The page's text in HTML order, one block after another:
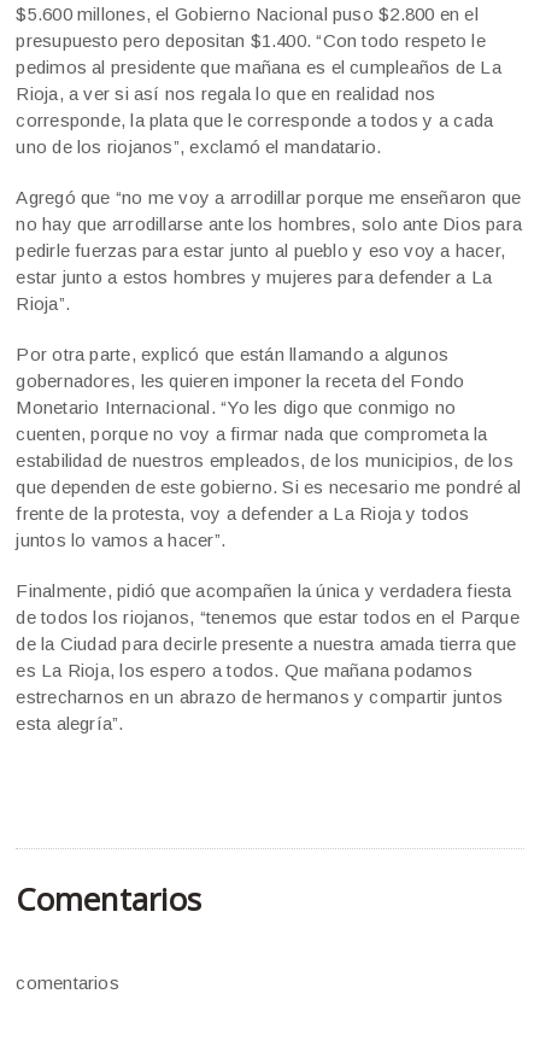
$5.600 millones, el Gobierno Nacional puso $2.800 en el
presupuesto pero depositan $1.400. “Con todo respeto le
pedimos al presidente que mañana es el cumpleaños de La
Rioja, a ver si así nos regala lo que en realidad nos
corresponde, la plata que le corresponde a todos y a cada
uno de los riojanos”, exclamó el mandatario.
Agregó que “no me voy a arrodillar porque me enseñaron que
no hay que arrodillarse ante los hombres, solo ante Dios para
pedirle fuerzas para estar junto al pueblo y eso voy a hacer,
estar junto a estos hombres y mujeres para defender a La
Rioja”.
Por otra parte, explicó que están llamando a algunos
gobernadores, les quieren imponer la receta del Fondo
Monetario Internacional. “Yo les digo que conmigo no
cuenten, porque no voy a firmar nada que comprometa la
estabilidad de nuestros empleados, de los municipios, de los
que dependen de este gobierno. Si es necesario me pondré al
frente de la protesta, voy a defender a La Rioja y todos
juntos lo vamos a hacer”.
Finalmente, pidió que acompañen la única y verdadera fiesta
de todos los riojanos, “tenemos que estar todos en el Parque
de la Ciudad para decirle presente a nuestra amada tierra que
es La Rioja, los espero a todos. Que mañana podamos
estrecharnos en un abrazo de hermanos y compartir juntos
esta alegría”.
Comentarios
comentarios